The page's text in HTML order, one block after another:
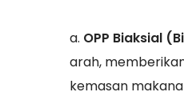
a. OPP Biaksial
arah,
kemasan